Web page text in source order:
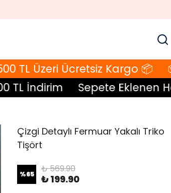
TL Üzeri Ücretsiz Kargo 📦
İndirim Sepete Eklenen Her
Çizgi Detaylı Fermuar Yakalı Triko
Tişört
%65 ₺ 569.90
₺ 199.90